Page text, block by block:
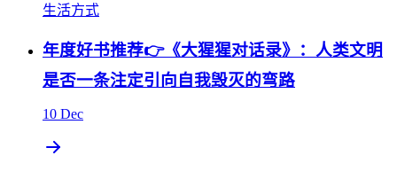
生活方式
年度好书推荐👉《大猩猩对话录》：人类文明
是否一条注定引向自我毁灭的弯路
10 Dec